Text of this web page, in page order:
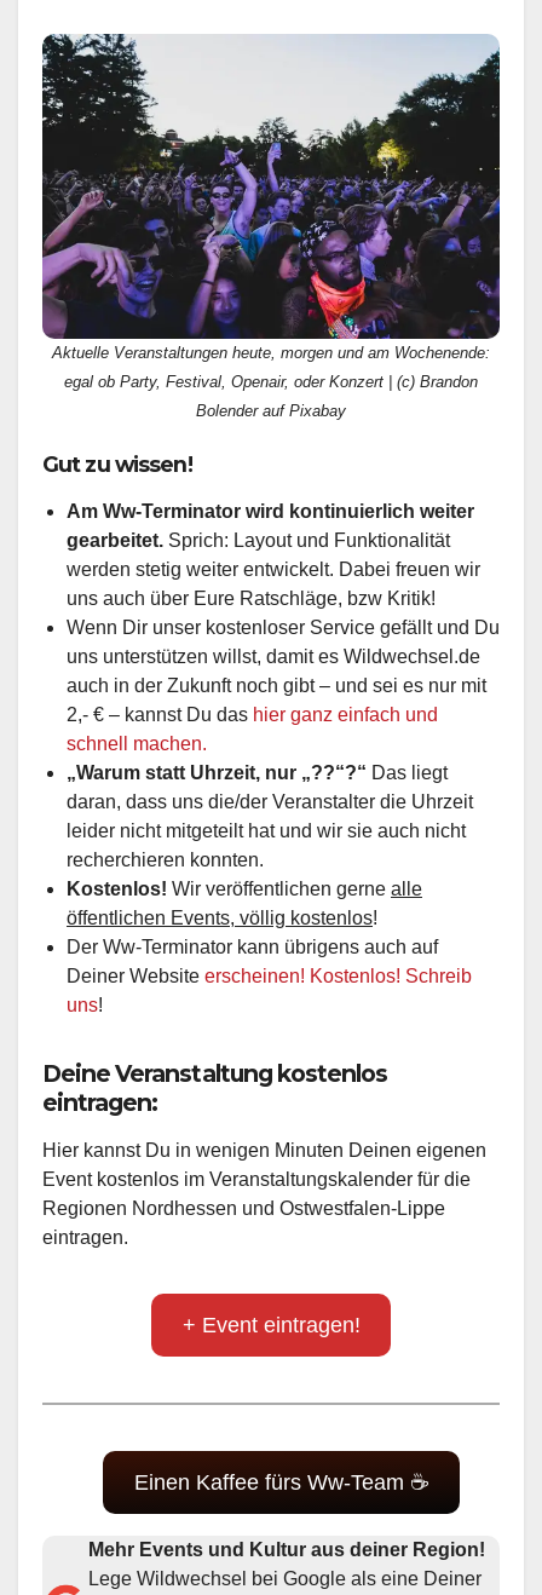
Aktuelle Veranstaltungen heute, morgen und am Wochenende:
egal ob Party, Festival, Openair, oder Konzert | (c) Brandon
Bolender auf Pixabay
Gut zu wissen!
Am Ww-Terminator wird kontinuierlich weiter
gearbeitet. Sprich: Layout und Funktionalität
werden stetig weiter entwickelt. Dabei freuen wir
uns auch über Eure Ratschläge, bzw Kritik!
Wenn Dir unser kostenloser Service gefällt und Du
uns unterstützen willst, damit es Wildwechsel.de
auch in der Zukunft noch gibt – und sei es nur mit
2,- € – kannst Du das hier ganz einfach und
schnell machen.
„Warum statt Uhrzeit, nur „??“?“ Das liegt
daran, dass uns die/der Veranstalter die Uhrzeit
leider nicht mitgeteilt hat und wir sie auch nicht
recherchieren konnten.
Kostenlos! Wir veröffentlichen gerne alle
öffentlichen Events, völlig kostenlos!
Der Ww-Terminator kann übrigens auch auf
Deiner Website erscheinen! Kostenlos! Schreib
uns!
Deine Veranstaltung kostenlos
eintragen:
Hier kannst Du in wenigen Minuten Deinen eigenen
Event kostenlos im Veranstaltungskalender für die
Regionen Nordhessen und Ostwestfalen-Lippe
eintragen.
+ Event eintragen!
Einen Kaffee fürs Ww-Team ☕
Mehr Events und Kultur aus deiner Region!
Lege Wildwechsel bei Google als eine Deiner